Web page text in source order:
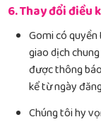
6. Thay đổi điều
Gomi có
giao dịch
được thông
kể từ ngày
Chúng tôi hy